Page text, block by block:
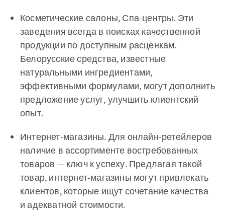
Косметические салоны, Спа-центры. Эти
заведения всегда в поисках качественной
продукции по доступным расценкам.
Белорусские средства, известные
натуральными ингредиентами,
эффективными формулами, могут дополнить
предложение услуг, улучшить клиентский
опыт.
Интернет-магазины. Для онлайн-ретейлеров
наличие в ассортименте востребованных
товаров — ключ к успеху. Предлагая такой
товар, интернет-магазины могут привлекать
клиентов, которые ищут сочетание качества
и адекватной стоимости.